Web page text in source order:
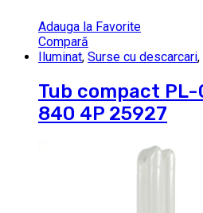
Adauga la Favorite
Compară
Iluminat, Surse cu descarcari,
Tub compact PL-
840 4P 25927